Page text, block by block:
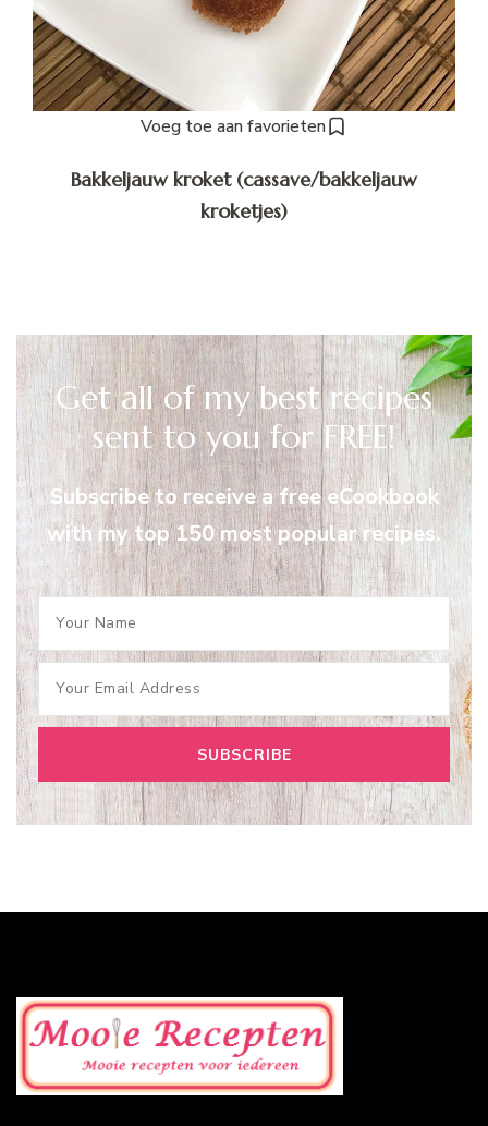
Voeg toe aan favorieten
Bakkeljauw kroket (cassave/bakkeljauw
kroketjes)
Get all of my best recipes
sent to you for FREE!
Subscribe to receive a free eCookbook
with my top 150 most popular recipes.